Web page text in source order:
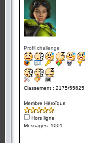
Profil challenge
Classement : 2175/55625
Membre Héroïque
Hors ligne
Messages: 1001